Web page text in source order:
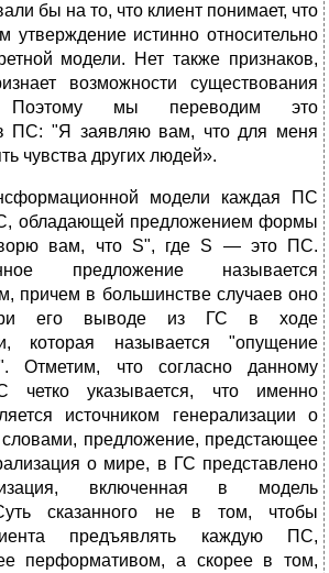
бы на то, что клиент понимает, что
утверждение истинно относительно
модели. Нет также признаков,
возможности существования
Поэтому мы переводим это
ПС: "Я заявляю вам, что для меня
чувства других людей».
модели каждая ПС
обладающей предложением формы
вам, что S", где S — это ПС.
предложение называется
причем в большинстве случаев оно
при его выводе из ГС в ходе
которая называется "опущение
Отметим, что согласно данному
четко указывается, что именно
источником генерализации о
предложение, предстающее
о мире, в ГС представлено
включенная в модель
сказанного не в том, чтобы
предъявлять каждую ПС,
перформативом, а скорее в том,